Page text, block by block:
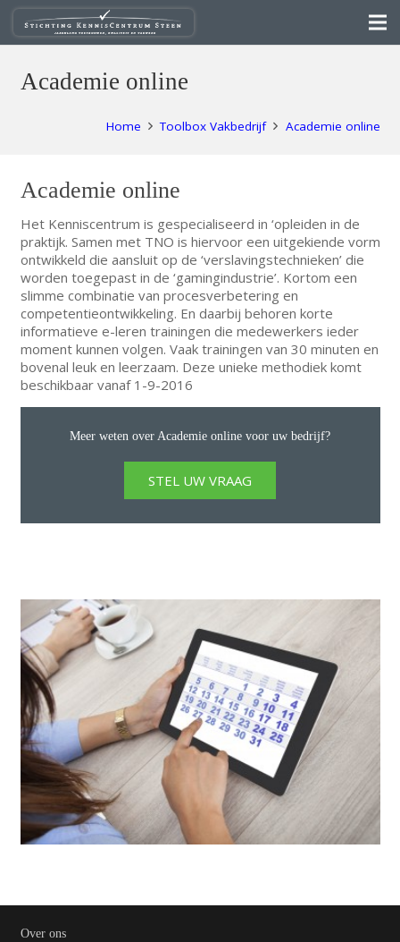
Academie online
Home Toolbox Vakbedrijf Academie online
Academie online
Het Kenniscentrum is gespecialiseerd in ‘opleiden in de
praktijk. Samen met TNO is hiervoor een uitgekiende vorm
ontwikkeld die aansluit op de ‘verslavingstechnieken’ die
worden toegepast in de ‘gamingindustrie’. Kortom een
slimme combinatie van procesverbetering en
competentieontwikkeling. En daarbij behoren korte
informatieve e-leren trainingen die medewerkers ieder
moment kunnen volgen. Vaak trainingen van 30 minuten en
bovenal leuk en leerzaam. Deze unieke methodiek komt
beschikbaar vanaf 1-9-2016
Meer weten over Academie online voor uw bedrijf?
STEL UW VRAAG
Over ons